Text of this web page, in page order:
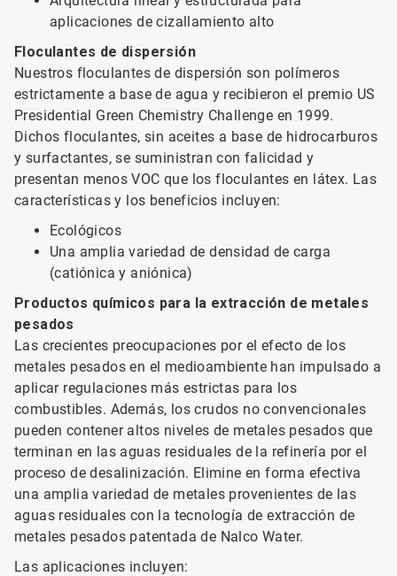
aplicaciones de cizallamiento alto
Floculantes de dispersión
Nuestros floculantes de dispersión son polímeros
estrictamente a base de agua y recibieron el premio US
Presidential Green Chemistry Challenge en 1999.
Dichos floculantes, sin aceites a base de hidrocarburos
y surfactantes, se suministran con falicidad y
presentan menos VOC que los floculantes en látex. Las
características y los beneficios incluyen:
Ecológicos
Una amplia variedad de densidad de carga
(catiónica y aniónica)
Productos químicos para la extracción de metales
pesados
Las crecientes preocupaciones por el efecto de los
metales pesados en el medioambiente han impulsado a
aplicar regulaciones más estrictas para los
combustibles. Además, los crudos no convencionales
pueden contener altos niveles de metales pesados que
terminan en las aguas residuales de la refinería por el
proceso de desalinización. Elimine en forma efectiva
una amplia variedad de metales provenientes de las
aguas residuales con la tecnología de extracción de
metales pesados patentada de Nalco Water.
Las aplicaciones incluyen: